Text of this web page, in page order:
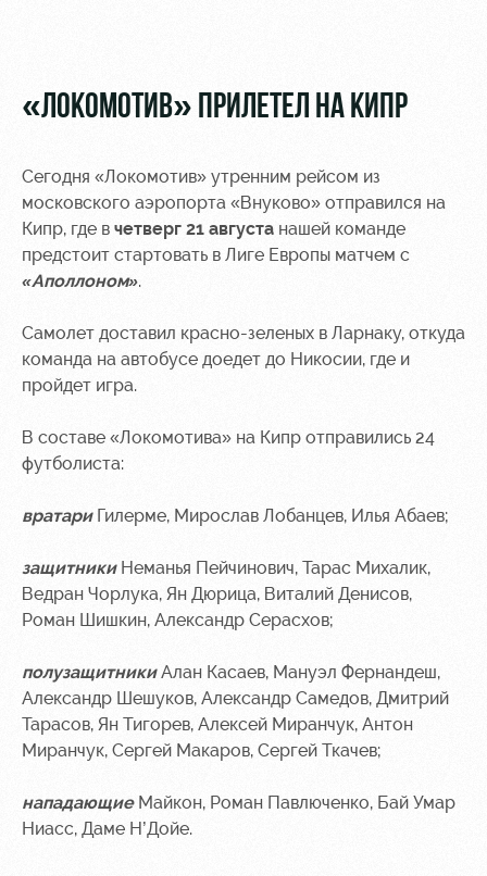
МГН
РЖД
Арена
мероприятий
Аренда
площадей
Ледовый
Занятия
спортом
Локо
Академия
поступить
Контакты
Информация
Банковская
карта
Заставки
Карта
Программа
лояльности
для
болельщиков
МГН
«ЛОКОМОТИВ» ПРИЛЕТЕЛ НА КИПР
Сегодня «Локомотив» утренним рейсом из
московского аэропорта «Внуково» отправился на
Кипр, где в четверг 21 августа нашей команде
предстоит стартовать в Лиге Европы матчем с
«Аполлоном».
Самолет доставил красно-зеленых в Ларнаку, откуда
команда на автобусе доедет до Никосии, где и
пройдет игра.
В составе «Локомотива» на Кипр отправились 24
футболиста:
вратари Гилерме, Мирослав Лобанцев, Илья Абаев;
защитники Неманья Пейчинович, Тарас Михалик,
Ведран Чорлука, Ян Дюрица, Виталий Денисов,
Роман Шишкин, Александр Серасхов;
полузащитникиАлан Касаев, Мануэл Фернандеш,
Александр Шешуков, Александр Самедов, Дмитрий
Тарасов, Ян Тигорев, Алексей Миранчук, Антон
Миранчук, Сергей Макаров, Сергей Ткачев;
нападающие Майкон, Роман Павлюченко, Бай Умар
Ниасс, Даме Н’Дойе.